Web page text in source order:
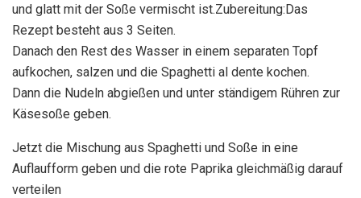
und glatt mit der Soße vermischt ist.Zubereitung:Das
Rezept besteht aus 3 Seiten.
Danach den Rest des Wasser in einem separaten Topf
aufkochen, salzen und die Spaghetti al dente kochen.
Dann die Nudeln abgießen und unter ständigem Rühren zur
Käsesoße geben.
Jetzt die Mischung aus Spaghetti und Soße in eine
Auflaufform geben und die rote Paprika gleichmäßig darauf
verteilen